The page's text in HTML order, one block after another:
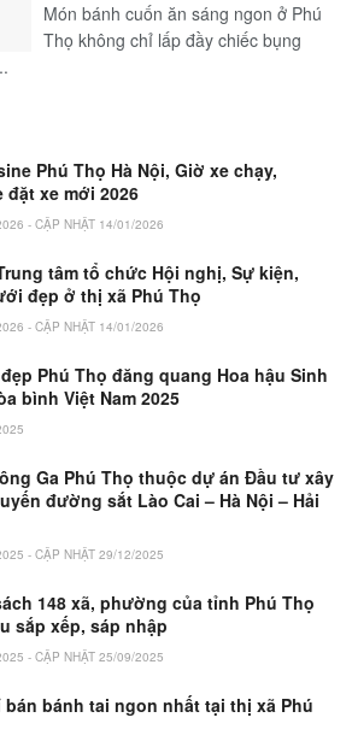
Món bánh cuốn ăn sáng ngon ở Phú
Thọ không chỉ lấp đầy chiếc bụng
Phú Thọ Hà Nội, Giờ xe chạy,
đặt xe mới 2026
- CẬP NHẬT 14/01/2026
tâm tổ chức Hội nghị, Sự kiện,
đẹp ở thị xã Phú Thọ
- CẬP NHẬT 14/01/2026
Phú Thọ đăng quang Hoa hậu Sinh
bình Việt Nam 2025
Ga Phú Thọ thuộc dự án Đầu tư xây
đường sắt Lào Cai – Hà Nội – Hải
- CẬP NHẬT 29/12/2025
148 xã, phường của tỉnh Phú Thọ
sắp xếp, sáp nhập
- CẬP NHẬT 25/09/2025
bánh tai ngon nhất tại thị xã Phú